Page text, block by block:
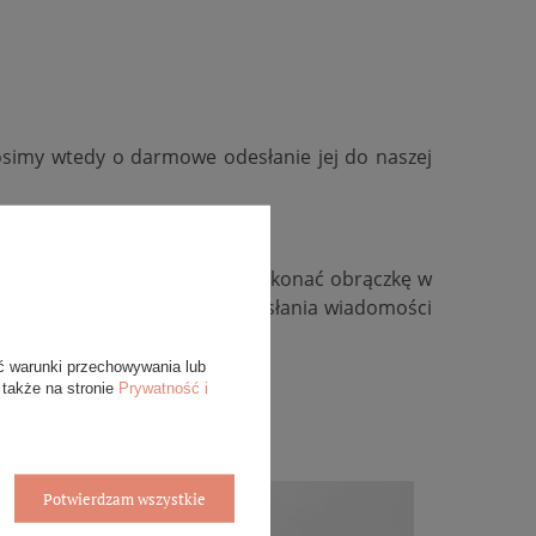
wtedy o darmowe odesłanie jej do naszej
zmienić kolor złota, wykonać obrączkę w
zachęcamy do przesłania wiadomości
warunki przechowywania lub
na stronie Prywatność i
Potwierdzam wszystkie